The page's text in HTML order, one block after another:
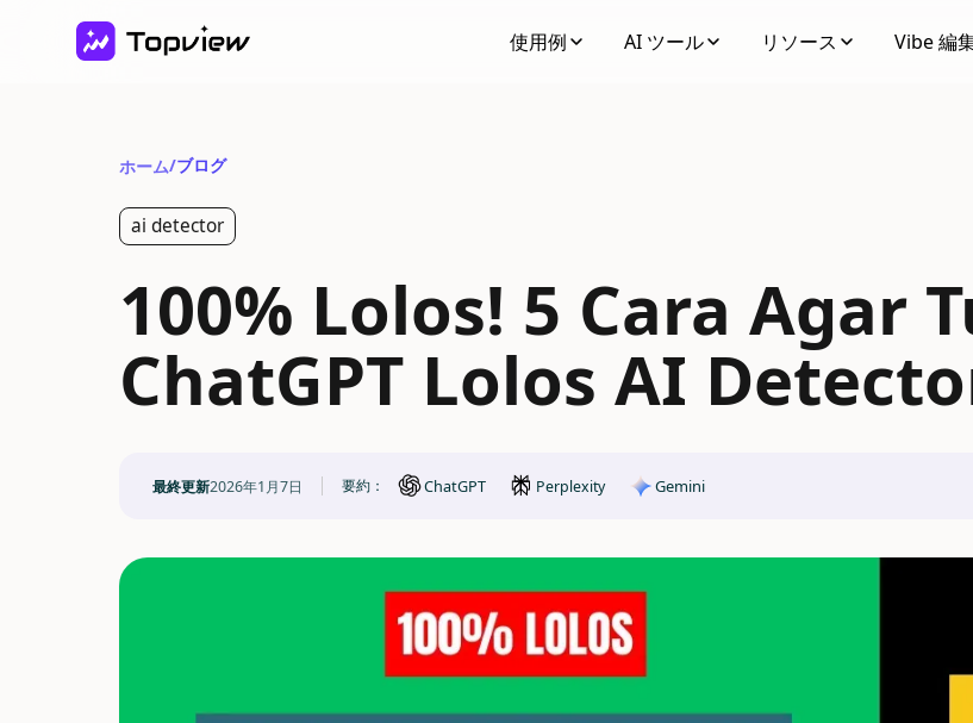
使用例 AI ツール リソース Vibe 編
ホーム/ブログ
ai detector
100% Lolos! 5 Cara Agar
ChatGPT Lolos AI
最終更新2026年1月7日 要約： ChatGPT Perplexity Gemini